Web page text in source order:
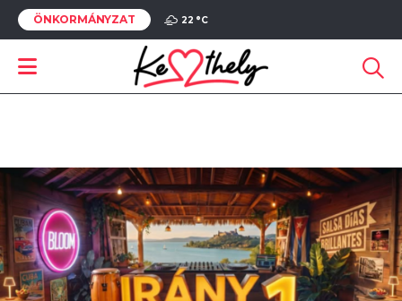
ÖNKORMÁNYZAT 22 °C